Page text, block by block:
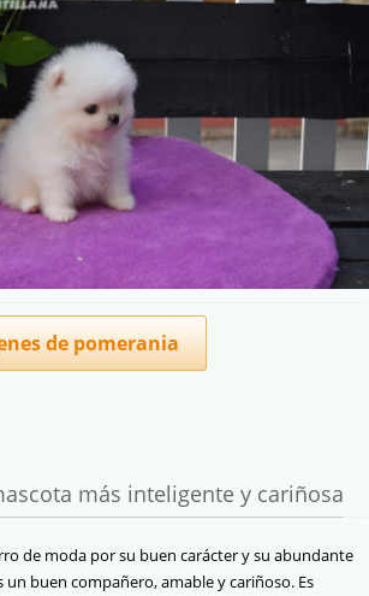
de pomerania
más inteligente y cariñosa
de moda por su buen carácter y su abundante
un buen compañero, amable y cariñoso. Es